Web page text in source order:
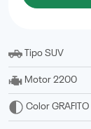
Tipo SUV
Motor 2200
Color GRAFITO